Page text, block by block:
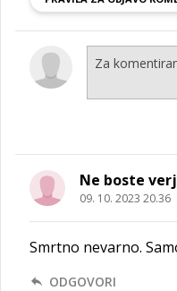
Ne boste
09. 10. 2023 20.36
Smrtno nevarno.
ODGOVORI